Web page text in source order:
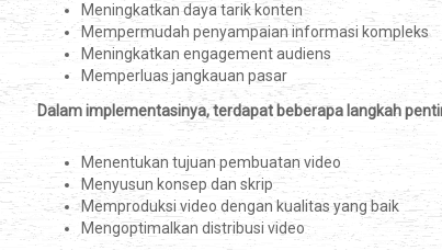
Meningkatkan daya tarik konten
Mempermudah penyampaian informasi kompleks
Meningkatkan engagement audiens
Memperluas jangkauan pasar
Dalam implementasinya, terdapat beberapa langkah
Menentukan tujuan pembuatan video
Menyusun konsep dan skrip
Memproduksi video dengan kualitas yang baik
Mengoptimalkan distribusi video